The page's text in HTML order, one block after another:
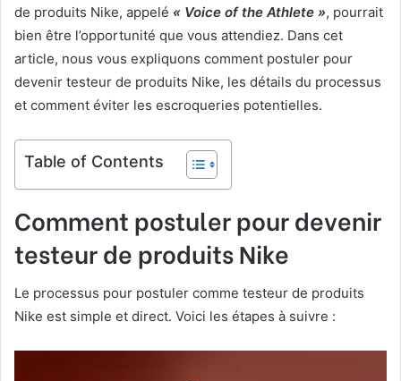
de produits Nike, appelé « Voice of the Athlete », pourrait
bien être l’opportunité que vous attendiez. Dans cet
article, nous vous expliquons comment postuler pour
devenir testeur de produits Nike, les détails du processus
et comment éviter les escroqueries potentielles.
Table of Contents
Comment postuler pour devenir
testeur de produits Nike
Le processus pour postuler comme testeur de produits
Nike est simple et direct. Voici les étapes à suivre :